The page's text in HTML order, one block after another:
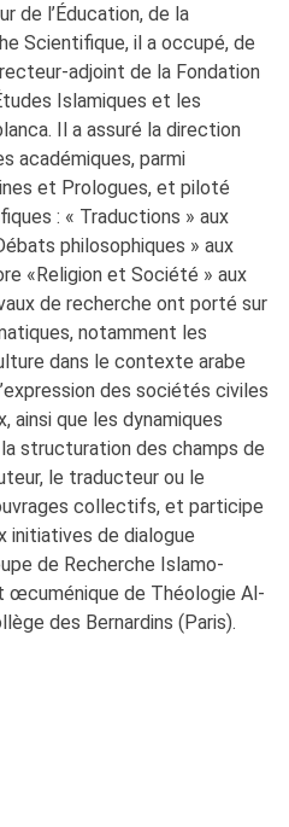
de l’Éducation, de la
Scientifique, il a occupé, de
adjoint de la Fondation
Islamiques et les
Il a assuré la direction
académiques, parmi
et Prologues, et piloté
: « Traductions » aux
philosophiques » aux
«Religion et Société » aux
de recherche ont porté sur
notamment les
dans le contexte arabe
des sociétés civiles
ainsi que les dynamiques
structuration des champs de
le traducteur ou le
collectifs, et participe
initiatives de dialogue
de Recherche Islamo-
œcuménique de Théologie Al-
des Bernardins (Paris).